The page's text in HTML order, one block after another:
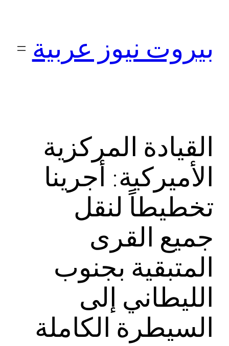
بيروت نيوز عربية
القيادة المركزية
الأميركية: أجرينا
تخطيطاً لنقل
جميع القرى
المتبقية بجنوب
الليطاني إلى
السيطرة الكاملة